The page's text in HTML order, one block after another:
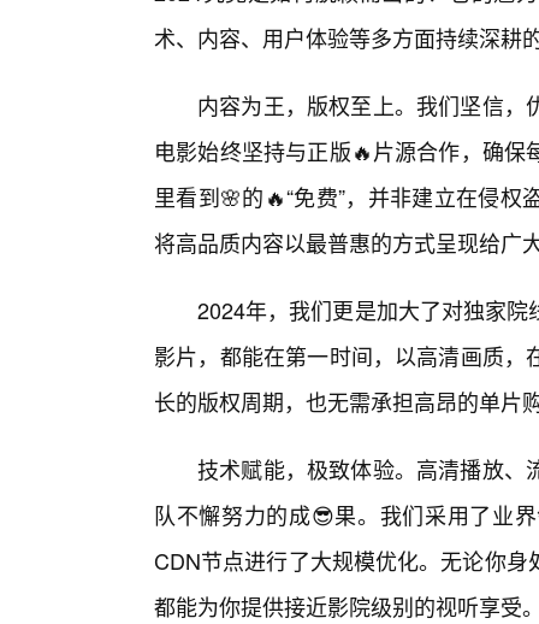
术、内容、用户体验等多方面持续深耕
内容为王，版权至上。我们坚信
电影始终坚持与正版🔥片源合作，确
里看到🌸的🔥“免费”，并非建立在侵
将高品质内容以最普惠的方式呈现给广
2024年，我们更是加大了对独家
影片，都能在第一时间，以高清画质
长的版权周期，也无需承担高昂的单片
技术赋能，极致体验。高清播放、
队不懈努力的成😎果。我们采用了业
CDN节点进行了大规模优化。无论你
都能为你提供接近影院级别的视听享受